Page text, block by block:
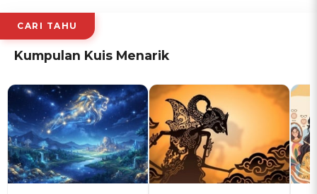
CARI TAHU
Kumpulan Kuis Menarik